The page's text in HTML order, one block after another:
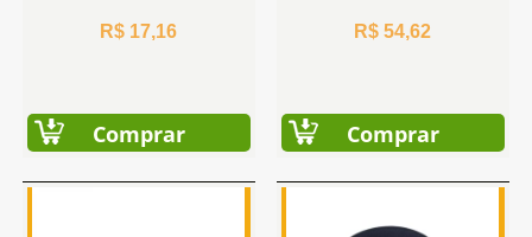
R$ 17,16
Comprar
R$ 54,62
Comprar